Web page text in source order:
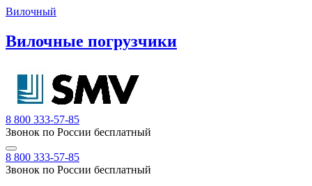
Вилочный
Вилочные погрузчики
8 800 333-57-85
Звонок по России бесплатный
8 800 333-57-85
Звонок по России бесплатный